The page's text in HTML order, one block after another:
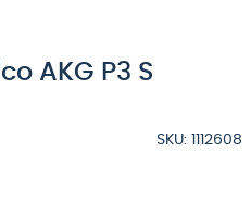
AKG P3 S
SKU: 1112608